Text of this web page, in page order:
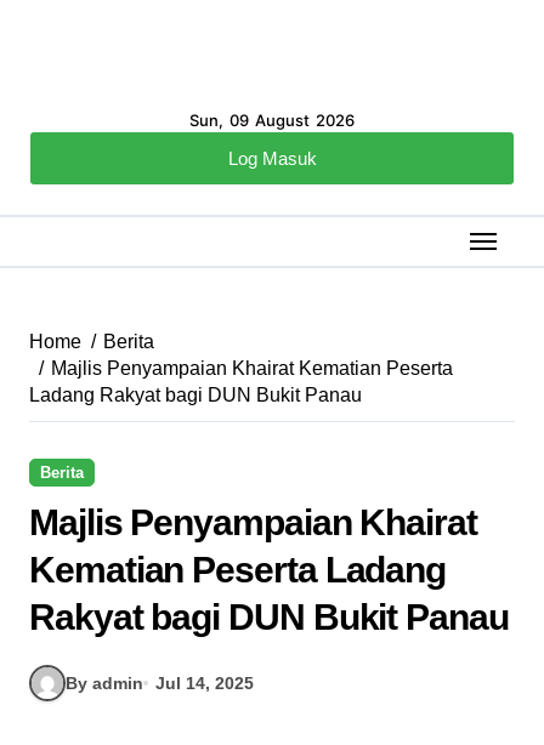
Log Masuk
Sun, 09 August 2026
Home
Berita
Majlis Penyampaian Khairat Kematian Peserta
Ladang Rakyat bagi DUN Bukit Panau
Berita
Majlis Penyampaian Khairat
Kematian Peserta Ladang
Rakyat bagi DUN Bukit Panau
By admin Jul 14, 2025